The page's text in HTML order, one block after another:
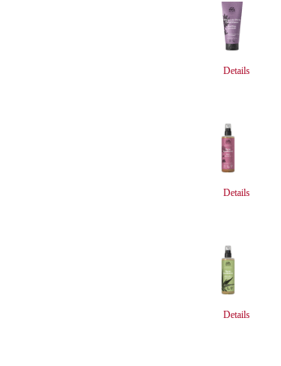
Details
Details
Details